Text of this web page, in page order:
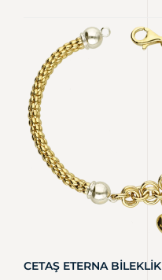
CETAŞ ETERNA BILEKLIK